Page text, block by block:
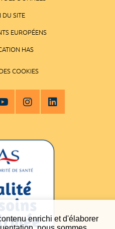
enrichi et d'élaborer
DU SITE
EUROPÉENS
HAS
COOKIES